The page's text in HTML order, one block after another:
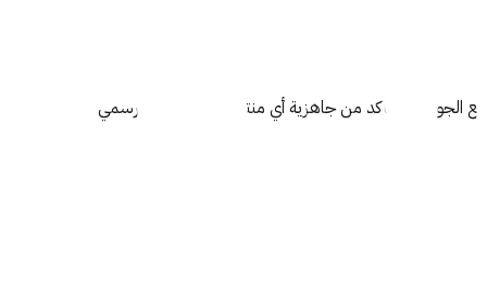
الجودة، والتأكد من جاهزية أي منتج قبل الإطلاق الرسمي.